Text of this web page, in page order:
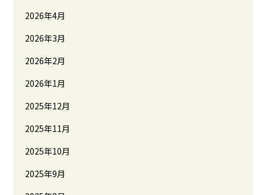
2026年4月
2026年3月
2026年2月
2026年1月
2025年12月
2025年11月
2025年10月
2025年9月